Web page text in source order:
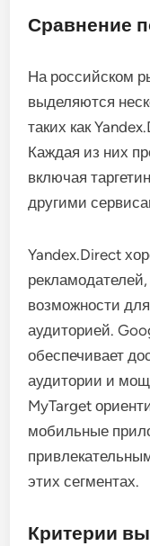
Сравнение
На российском
выделяются
таких как
Каждая из них
включая
другими
Yandex.Direct
возможности
аудиторией.
обеспечивает
аудитории и
MyTarget
мобильные
этих сегментах.
Критерии